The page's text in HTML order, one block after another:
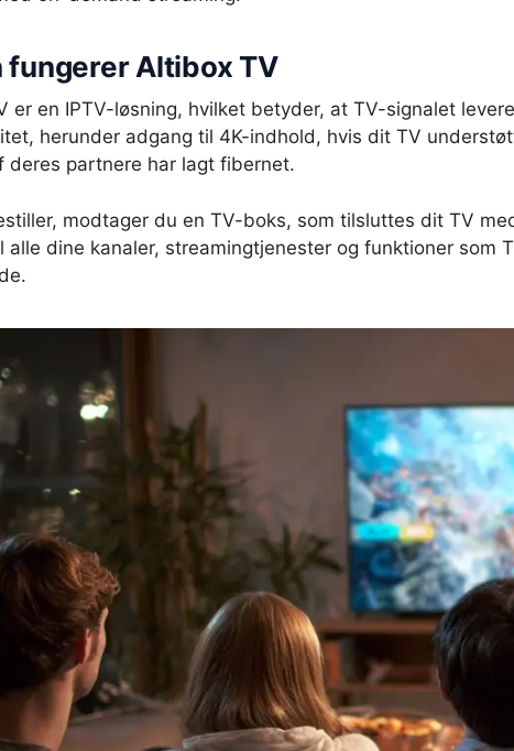
fungerer Altibox TV
er en IPTV-løsning, hvilket betyder, at TV-signalet
herunder adgang til 4K-indhold, hvis dit TV
deres partnere har lagt fibernet.
modtager du en TV-boks, som tilsluttes dit TV
alle dine kanaler, streamingtjenester og funktioner som